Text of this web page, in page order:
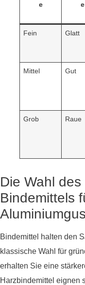
e
e
Fein Glatt
Mittel Gut
Grob Raue
Die Wahl
Bindemittels
Bindemittel halten den
klassische Wahl für
erhalten Sie eine
Harzbindemittel eignen